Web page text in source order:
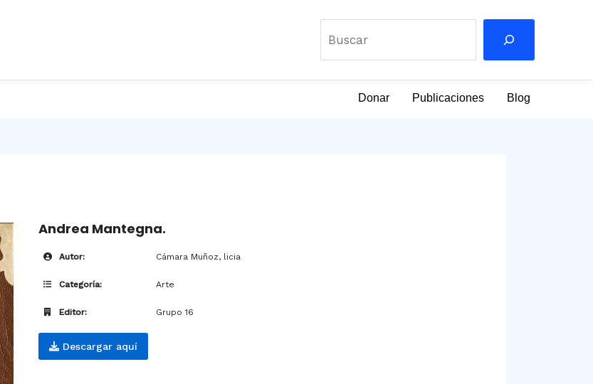
Buscar
Donar Publicaciones Blog
Andrea Mantegna.
Autor: Cámara Muñoz, licia
Categoría: Arte
Editor: Grupo 16
Descargar aquí